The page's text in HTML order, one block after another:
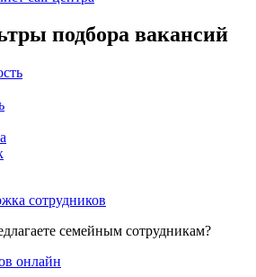
подбора вакансий
сотрудников
семейным сотрудникам?
онлайн